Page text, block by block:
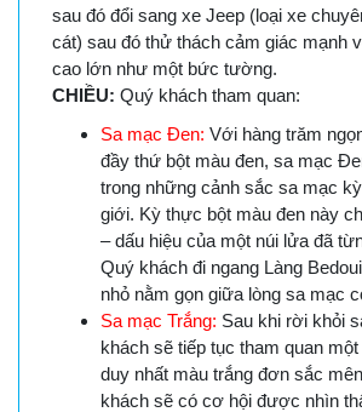
sau đó đổi sang xe Jeep (loại xe
cát) sau đó thử thách cảm giác mạnh
cao lớn như một bức tường.
CHIỀU: Quý khách tham quan:
Sa mạc Đen: Với hàng trăm
đầy thứ bột màu đen, sa mạc
trong những cảnh sắc sa mạc
giới. Kỳ thực bột màu đen này
– dấu hiệu của một núi lửa đã
Quý khách đi ngang Làng
nhỏ nằm gọn giữa lòng sa mạc
Sa mạc Trắng: Sau khi rời khỏi
khách sẽ tiếp tục tham quan
duy nhất màu trắng đơn sắc
khách sẽ có cơ hội được nhìn